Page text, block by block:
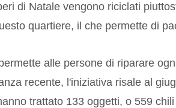
di Natale vengono riciclati
quartiere, il che permette di
alle persone di riparare
recente, l'iniziativa risale al
trattato 133 oggetti, o 559